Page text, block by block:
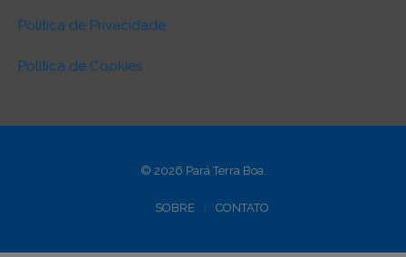
Política de Privacidade
Política de Cookies
© 2026 Pará Terra Boa.
SOBRE CONTATO